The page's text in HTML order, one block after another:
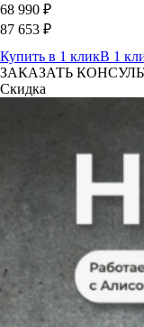
68 990 ₽
87 653 ₽
Купить в 1 кликВ 1
ЗАКАЗАТЬ
Скидка